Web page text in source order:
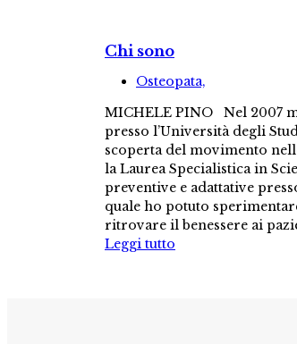
Chi sono
Osteopata,
MICHELE PINO Nel 2007
presso l’Università degli
scoperta del movimento
la Laurea Specialistica in
preventive e adattative
quale ho potuto
ritrovare il benessere ai
Leggi tutto